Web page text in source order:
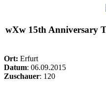
wXw 15th Anniversary
Ort: Erfurt
Datum: 06.09.2015
Zuschauer: 120